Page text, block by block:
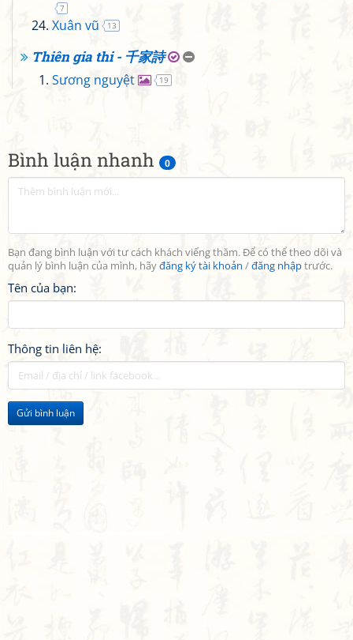
Bình luận nhanh 0
Bạn đang bình luận với tư cách khách viếng thăm. Để có thể theo dõi và
quản lý bình luận của mình, hãyđăng ký tài khoản /đăng nhậptrước.
Tên của bạn:
Thông tin liên hệ:
Gửi bình luận
7
Xuân vũ 13
Thiên gia thi - 千家詩
Sương nguyệt 19